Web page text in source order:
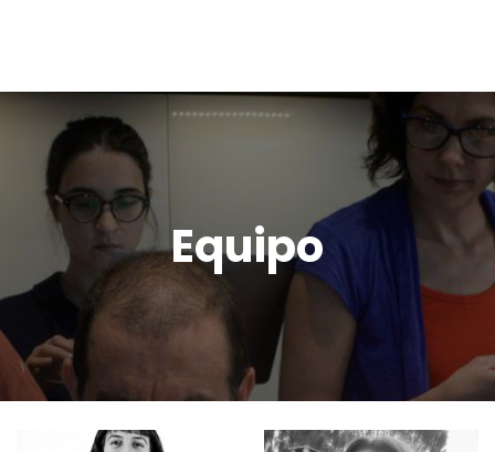
Equipo